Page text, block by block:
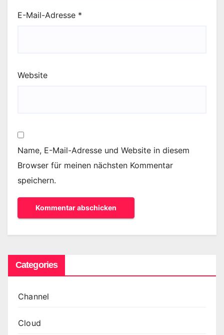
E-Mail-Adresse *
Website
Name, E-Mail-Adresse und Website in diesem
Browser für meinen nächsten Kommentar
speichern.
Categories
Channel
Cloud